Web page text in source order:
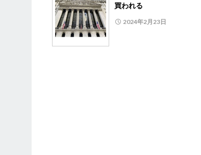
買われる
2024年2月23日